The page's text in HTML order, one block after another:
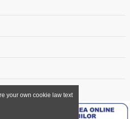
your own cookie law text